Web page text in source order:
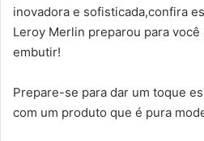
inovadora e sofisticada,confira
Leroy Merlin preparou para
embutir!
Prepare-se para dar um toque
com um produto que é pura